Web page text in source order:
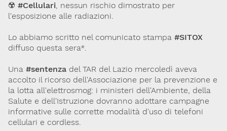
☢️ #Cellulari, nessun rischio dimostrato per
l'esposizione alle radiazioni.
Lo abbiamo scritto nel comunicato stampa #SITOX
diffuso questa sera*.
Una #sentenza del TAR del Lazio mercoledì aveva
accolto il ricorso dell'Associazione per la prevenzione e
la lotta all'elettrosmog: i ministeri dell'Ambiente, della
Salute e dell'Istruzione dovranno adottare campagne
informative sulle corrette modalità d'uso di telefoni
cellulari e cordless.
20129, Milano
C.F. 96330980580
P.I. 06792491000
Codice SDI: M5UXCR1
T. 02-29520311
M.Segreteria@sitox.org